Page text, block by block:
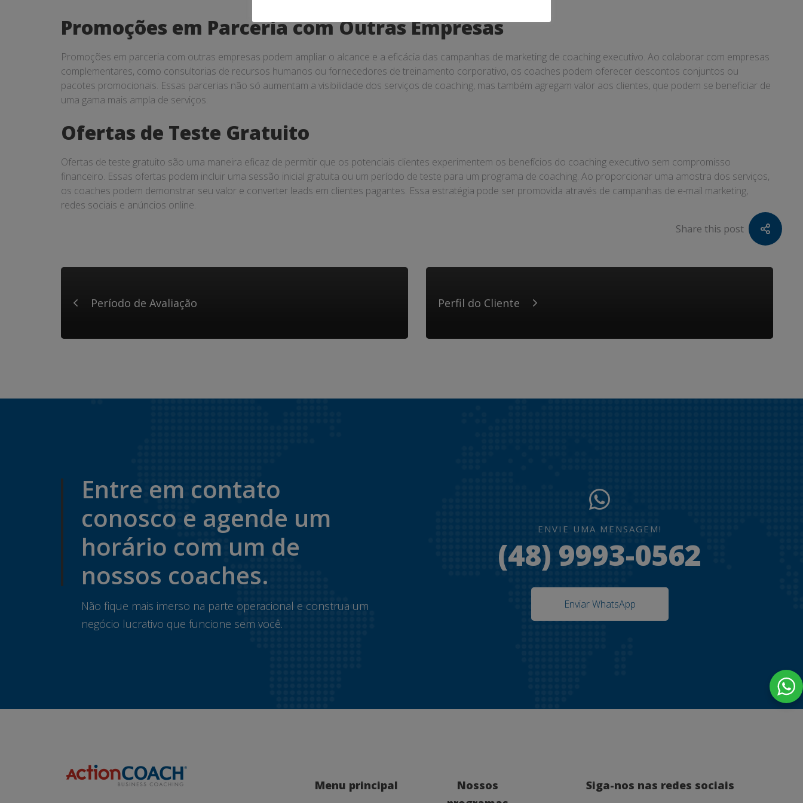
Promoções em Parceria com Outras Empresas
Promoções em parceria com outras empresas podem ampliar o alcance e a eficácia das campanhas de marketing de coaching executivo. Ao colaborar com empresas
complementares, como consultorias de recursos humanos ou fornecedores de treinamento corporativo, os coaches podem oferecer descontos conjuntos ou
pacotes promocionais. Essas parcerias não só aumentam a visibilidade dos serviços de coaching, mas também agregam valor aos clientes, que podem se beneficiar de
uma gama mais ampla de serviços.
Ofertas de Teste Gratuito
Ofertas de teste gratuito são uma maneira eficaz de permitir que os potenciais clientes experimentem os benefícios do coaching executivo sem compromisso
financeiro. Essas ofertas podem incluir uma sessão inicial gratuita ou um período de teste para um programa de coaching. Ao proporcionar uma amostra dos serviços,
os coaches podem demonstrar seu valor e converter leads em clientes pagantes. Essa estratégia pode ser promovida através de campanhas de e-mail marketing,
redes sociais e anúncios online.
Share this post
Período de Avaliação Perfil do Cliente
Entre em contato
conosco e agende um
horário com um de
nossos coaches.
Não fique mais imerso na parte operacional e construa um
negócio lucrativo que funcione sem você.
ENVIE UMA MENSAGEM!
(48) 9993-0562
Enviar WhatsApp
Menu principal
Nossos
Siga-nos nas redes sociais